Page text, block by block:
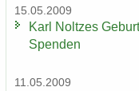
15.05.2009
Karl Nolt­zes
Spen­den
11.05.2009